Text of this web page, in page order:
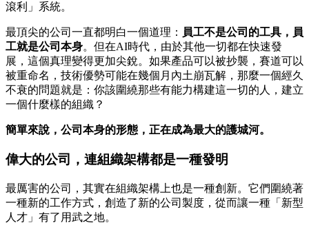
滾利」系統。
最頂尖的公司一直都明白一個道理： 員工不是公司的工具，員
工就是公司本身。但在AI時代，由於其他一切都在快速發
展，這個真理變得更加尖銳。如果產品可以被抄襲，賽道可以
被重命名，技術優勢可能在幾個月內土崩瓦解，那麼一個經久
不衰的問題就是：你該圍繞那些有能力構建這一切的人，建立
一個什麼樣的組織？
簡單來說，公司本身的形態，正在成為最大的護城河。
偉大的公司，連組織架構都是一種發明
最厲害的公司，其實在組織架構上也是一種創新。它們圍繞著
一種新的工作方式，創造了新的公司製度，從而讓一種「新型
人才」有了用武之地。